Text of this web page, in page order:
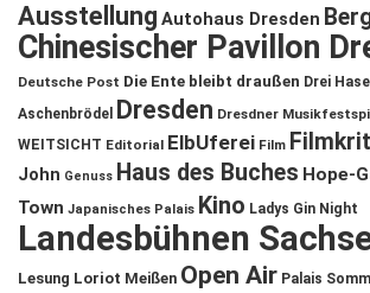
Ausstellung Autohaus Dresden
Chinesischer Pavillon
Deutsche Post Die Ente bleibt draußen Drei
Aschenbrödel
Dresden Dresdner
WEITSICHT Editorial ElbUferei Film
John Genuss Haus des Buches Hope-
Town Japanisches Palais Kino Ladys Gin Night
Landesbühnen
Lesung Loriot Meißen Open Air Palais